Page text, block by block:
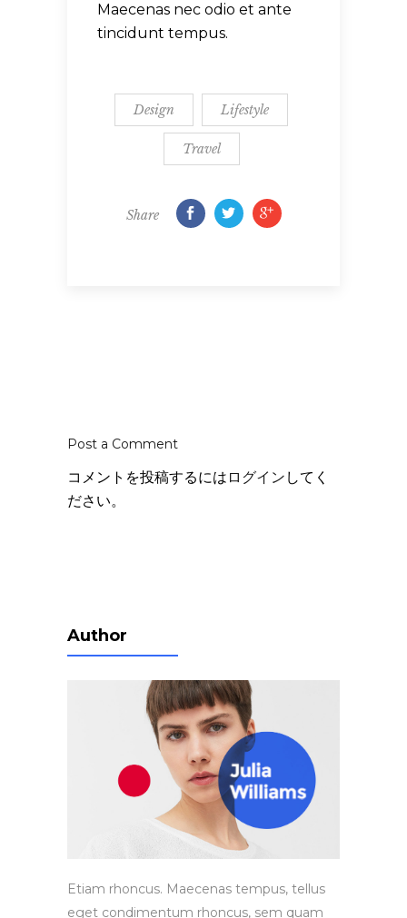
Maecenas nec odio et ante
tincidunt tempus.
Design Lifestyle
Travel
Share
Post a Comment
コメントを投稿するには ログイン してく
ださい。
Author
Etiam rhoncus. Maecenas tempus, tellus
eget condimentum rhoncus, sem quam